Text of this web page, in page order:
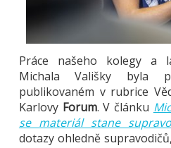
Práce našeho kolegy a
Michala Vališky byla
publikovaném v rubrice
Karlovy Forum. V článku
se materiál stane
dotazy ohledně